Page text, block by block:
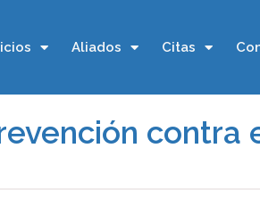
Aliados Citas
contra